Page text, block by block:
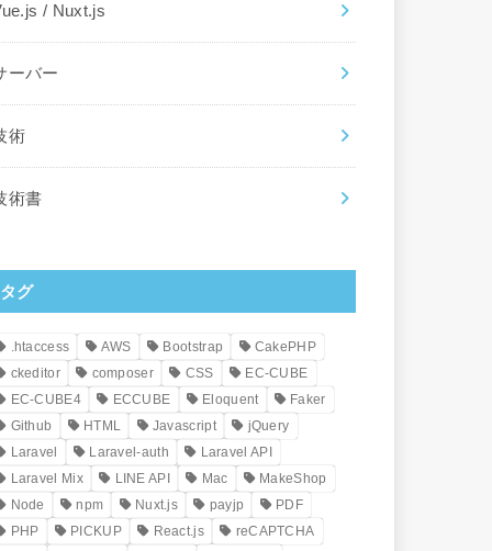
/ Nuxt.js
ーバー
術
術書
タグ
.htaccess AWS Bootstrap
CakePHP
ckeditor
composer CSS
EC-CUBE
EC-CUBE4
ECCUBE Eloquent
Faker
Github
HTML Javascript
jQuery
Laravel
Laravel-auth
Laravel API
Laravel Mix
LINE API Mac
MakeShop
Node
npm Nuxt.js payjp
PDF
PHP
PICKUP React.js
reCAPTCHA